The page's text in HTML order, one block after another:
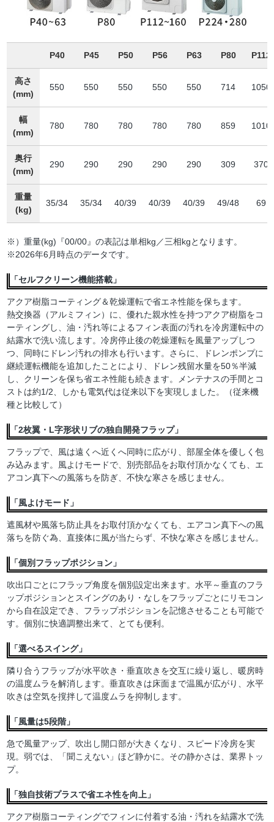
P40 P45 P50 P56 P63 P80 P112
高さ
(mm)
550 550 550 550 550 714 1050
幅
(mm)
780 780 780 780 780 859 1010
奥行
(mm)
290 290 290 290 290 309 370
重量
(kg)
35/34 35/34 40/39 40/39 40/39 49/48 69
※）重量(kg)『00/00』の表記は単相kg／三相kgとなります。
※2026年6月時点のデータです。
「セルフクリーン機能搭載」
アクア樹脂コーティング＆乾燥運転で省エネ性能を保ちます。
熱交換器（アルミフィン）に、優れた親水性を持つアクア樹脂をコ
ーティングし、油・汚れ等によるフィン表面の汚れを冷房運転中の
結露水で洗い流します。冷房停止後の乾燥運転を風量アップしつ
つ、同時にドレン汚れの排水も行います。さらに、ドレンポンプに
継続運転機能を追加したことにより、ドレン残留水量を50％半減
し、クリーンを保ち省エネ性能も続きます。メンテナスの手間とコ
ストは約1/2、しかも電気代は従来以下を実現しました。（従来機
種と比較して）
「2枚翼・L字形状リブの独自開発フラップ」
フラップで、風は遠くへ近くへ同時に広がり、部屋全体を優しく包
み込みます。風よけモードで、別売部品をお取付頂かなくても、エ
アコン真下への風落ちを防ぎ、不快な寒さを感じません。
「風よけモード」
遮風材や風落ち防止具をお取付頂かなくても、エアコン真下への風
落ちを防ぐ為、直接体に風が当たらず、不快な寒さを感じません。
「個別フラップポジション」
吹出口ごとにフラップ角度を個別設定出来ます。水平～垂直のフラ
ップポジションとスイングのあり・なしをフラップごとにリモコン
から自在設定でき、フラップポジションを記憶させることも可能で
す。個別に快適調整出来て、とても便利。
「選べるスイング」
隣り合うフラップが水平吹き・垂直吹きを交互に繰り返し、暖房時
の温度ムラを解消します。垂直吹きは床面まで温風が広がり、水平
吹きは空気を撹拌して温度ムラを抑制します。
「風量は5段階」
急で風量アップ、吹出し開口部が大きくなり、スピード冷房を実
現。弱では、「聞こえない」ほど静かに。その静かさは、業界トッ
プ。
「独自技術プラスで省エネ性を向上」
アクア樹脂コーティングでフィンに付着する油・汚れを結露水で洗